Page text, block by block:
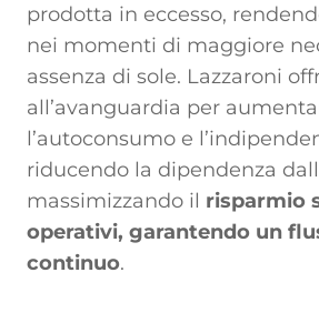
prodotta in eccesso,
nei momenti di maggiore
assenza di sole. Lazzaroni
all’avanguardia per
l’autoconsumo e
riducendo la dipendenza
massimizzando il risparmio
operativi, garantendo un
continuo.